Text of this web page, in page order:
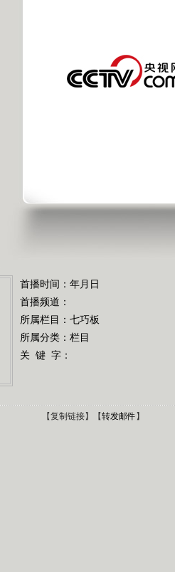
首播时间：年月日
首播频道：
所属栏目： 七巧板
所属分类：栏目
关 键 字：
【复制链接】【转发邮件 】